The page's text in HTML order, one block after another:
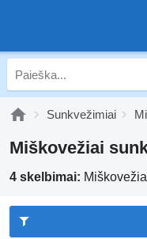
Sunkvežimiai
Miškovežiai
4 skelbimai: